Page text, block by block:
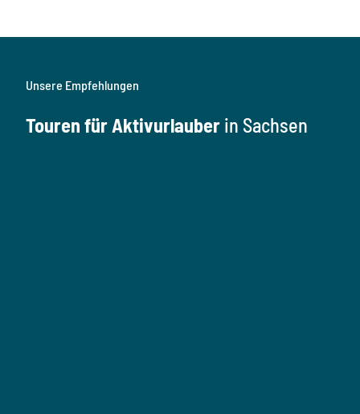
Unsere Empfehlungen
Touren für Aktivurlauber in Sachsen